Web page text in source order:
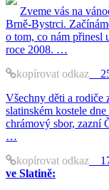
Zveme vás na
Brně-Bystrci.
o tom, co nám přinesl
roce 2008. …
kopírovat odkaz
Všechny děti a
slatinském kostele
chrámový sbor, zazní
…
kopírovat odkaz
ve Slatině: